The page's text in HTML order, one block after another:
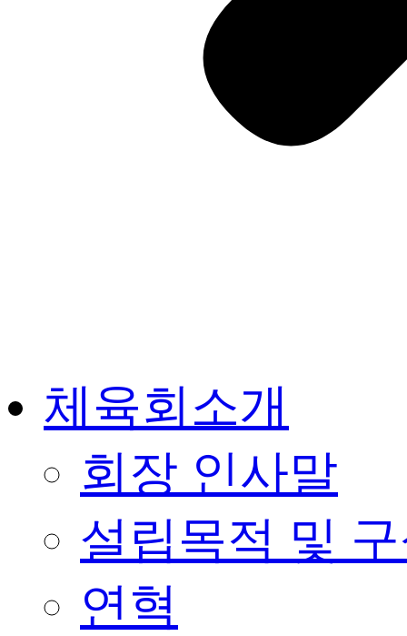
체육회소개
회장 인사말
설립목적 및
연혁